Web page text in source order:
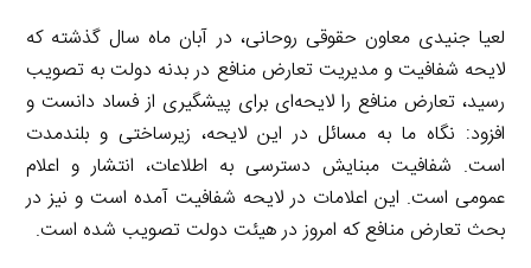
لعیا جنیدی معاون حقوقی روحانی، در آبان ماه سال گذشته که
لایحه شفافیت و مدیریت تعارض منافع در بدنه دولت به تصویب
رسید، تعارض منافع را لایحه‌ای برای پیشگیری از فساد دانست و
افزود: نگاه ما به مسائل در این لایحه، زیرساختی و بلندمدت
است. شفافیت مبنایش دسترسی به اطلاعات، انتشار و اعلام
عمومی است. این اعلامات در لایحه شفافیت آمده است و نیز در
بحث تعارض منافع که امروز در هیئت دولت تصویب شده است.